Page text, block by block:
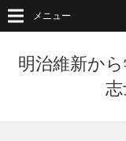
明治維新か
メニュー